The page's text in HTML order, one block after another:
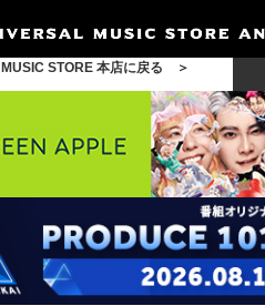
STORE 本店に戻る ＞